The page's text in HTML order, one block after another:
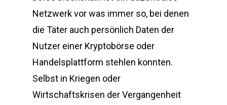
Netzwerk vor was immer so, bei denen
die Täter auch persönlich Daten der
Nutzer einer Kryptobörse oder
Handelsplattform stehlen konnten.
Selbst in Kriegen oder
Wirtschaftskrisen der Vergangenheit